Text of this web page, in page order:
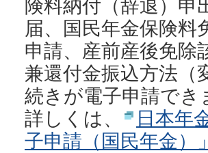
険料納付（辞退）申
届、国民年金保険料
申請、産前産後免除
兼還付金振込方法（
続きが電子申請でき
詳しくは、
日本年
子申請（国民年金）